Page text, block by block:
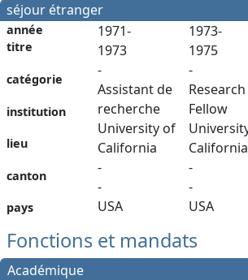
séjour étranger
année
titre
catégorie
institution
lieu
canton
pays
1971-
1973
-
Assistant de
recherche
University of
California
-
-
USA
1973-
1975
-
Research
Fellow
California
-
-
USA
Fonctions et mandats
Académique